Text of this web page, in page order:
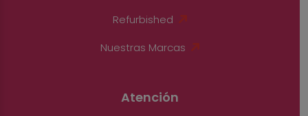
Refurbished
Nuestras Marcas
Atención